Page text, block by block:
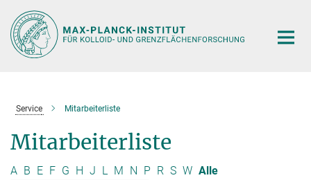
Hauptinhalt
Service Mitarbeiterliste
Mitarbeiterliste
A B E F G H J L M N P R S W Alle